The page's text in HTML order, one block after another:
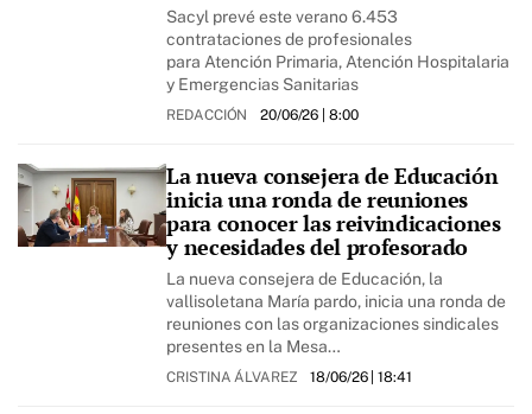
Sacyl prevé este verano 6.453
contrataciones de profesionales
para Atención Primaria, Atención Hospitalaria
y Emergencias Sanitarias
REDACCIÓN 20/06/26 | 8:00
La nueva consejera de Educación
inicia una ronda de reuniones
para conocer las reivindicaciones
y necesidades del profesorado
La nueva consejera de Educación, la
vallisoletana María pardo, inicia una ronda de
reuniones con las organizaciones sindicales
presentes en la Mesa…
CRISTINA ÁLVAREZ 18/06/26| 18:41